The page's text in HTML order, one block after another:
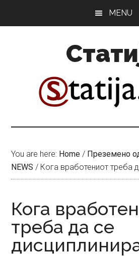
MENU
You are here: Home / Преземено
NEWS / Кога вработениот треба
Кога
треба да се